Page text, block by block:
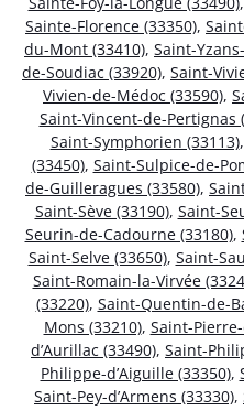
Sainte-Florence (33350),
du-Mont (33410), Saint-
de-Soudiac (33920), Saint-
Vivien-de-Médoc (33590),
Saint-Vincent-de-Pertignas
Saint-Symphorien (33113),
(33450), Saint-Sulpice-de-
de-Guilleragues (33580),
Saint-Sève (33190), Saint-
Seurin-de-Cadourne (33180),
Saint-Selve (33650), Saint-
Saint-Romain-la-Virvée
(33220), Saint-Quentin-de-
Mons (33210), Saint-
d’Aurillac (33490), Saint-
Philippe-d’Aiguille (33350),
Saint-Pey-d’Armens (33330),